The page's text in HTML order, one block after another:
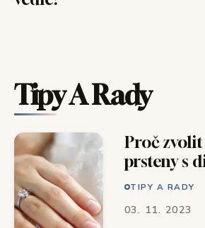
Tipy A Rady
Proč
prsteny s
TIPY A RADY
03. 11. 2023